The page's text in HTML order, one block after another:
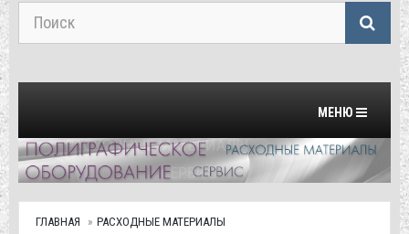
Переключить
МЕНЮ
ГЛАВНАЯ
РАСХОДНЫЕ МАТЕРИАЛЫ